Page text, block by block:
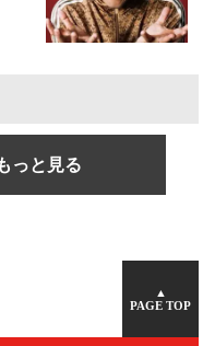
っと見る
▲
PAGE TOP